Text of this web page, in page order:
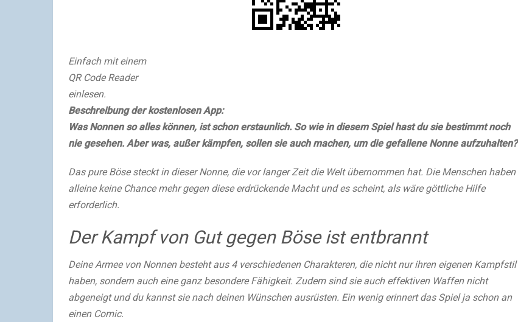
Einfach mit einem
QR Code Reader
einlesen.
Beschreibung der kostenlosen App:
Was Nonnen so alles können, ist schon erstaunlich. So wie in diesem Spiel hast du sie bestimmt noch
nie gesehen. Aber was, außer kämpfen, sollen sie auch machen, um die gefallene Nonne aufzuhalten?
Das pure Böse steckt in dieser Nonne, die vor langer Zeit die Welt übernommen hat. Die Menschen haben
alleine keine Chance mehr gegen diese erdrückende Macht und es scheint, als wäre göttliche Hilfe
erforderlich.
Der Kampf von Gut gegen Böse ist entbrannt
Deine Armee von Nonnen besteht aus 4 verschiedenen Charakteren, die nicht nur ihren eigenen Kampfstil
haben, sondern auch eine ganz besondere Fähigkeit. Zudem sind sie auch effektiven Waffen nicht
abgeneigt und du kannst sie nach deinen Wünschen ausrüsten. Ein wenig erinnert das Spiel ja schon an
einen Comic.